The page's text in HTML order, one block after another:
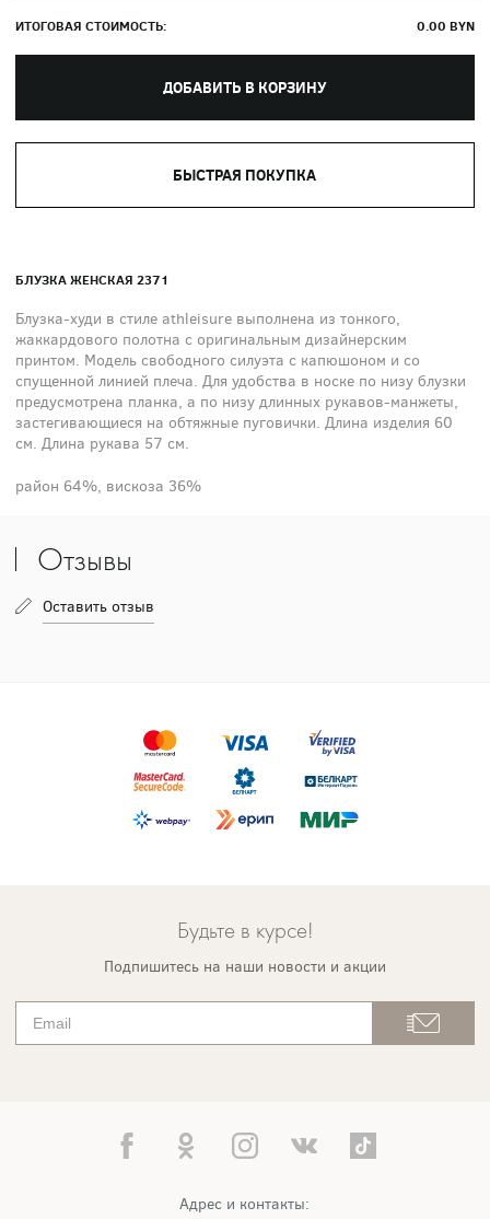
ИТОГОВАЯ СТОИМОСТЬ: 0.00 BYN
ДОБАВИТЬ В КОРЗИНУ
БЫСТРАЯ ПОКУПКА
БЛУЗКА ЖЕНСКАЯ 2371
Блузка-худи в стиле athleisure выполнена из тонкого,
жаккардового полотна с оригинальным дизайнерским
принтом. Модель свободного силуэта с капюшоном и со
спущенной линией плеча. Для удобства в носке по низу блузки
предусмотрена планка, а по низу длинных рукавов-манжеты,
застегивающиеся на обтяжные пуговички. Длина изделия 60
см. Длина рукава 57 см.
район 64%, вискоза 36%
Отзывы
Оставить отзыв
Будьте в курсе!
Подпишитесь на наши новости и акции
Адрес и контакты: